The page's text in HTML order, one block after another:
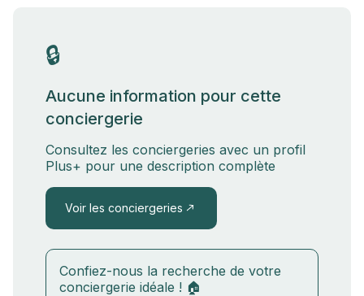
🔒
Aucune information pour cette
conciergerie
Consultez les conciergeries avec un profil
Plus+ pour une description complète
Voir les conciergeries
Confiez-nous la recherche de votre
conciergerie idéale ! 🏠